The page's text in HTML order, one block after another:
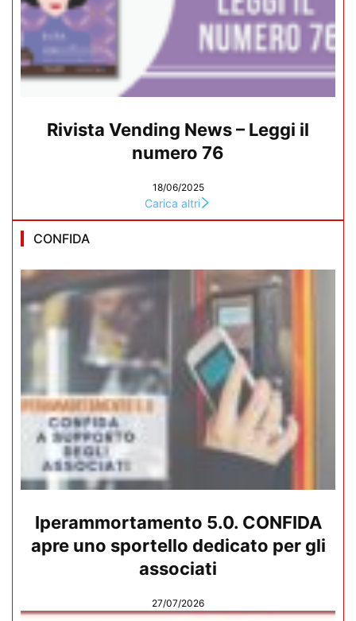
Rivista Vending News – Leggi il
numero 76
18/06/2025
Carica altri
CONFIDA
Iperammortamento 5.0. CONFIDA
apre uno sportello dedicato per gli
associati
27/07/2026